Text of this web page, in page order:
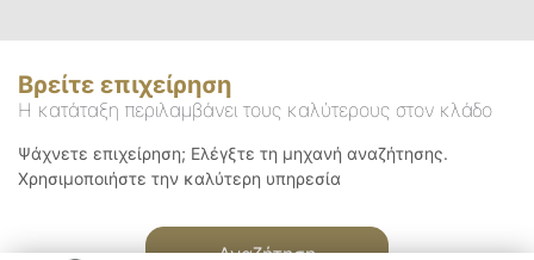
Βρείτε επιχείρηση
Η κατάταξη περιλαμβάνει τους καλύτερους στον κλάδο
Ψάχνετε επιχείρηση; Ελέγξτε τη μηχανή αναζήτησης.
Χρησιμοποιήστε την καλύτερη υπηρεσία
Αναζήτηση